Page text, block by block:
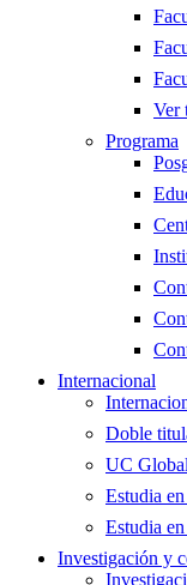
Ver
Programa
Internacional
Doble
UC Global
Estudia
Estudia
Investigación y